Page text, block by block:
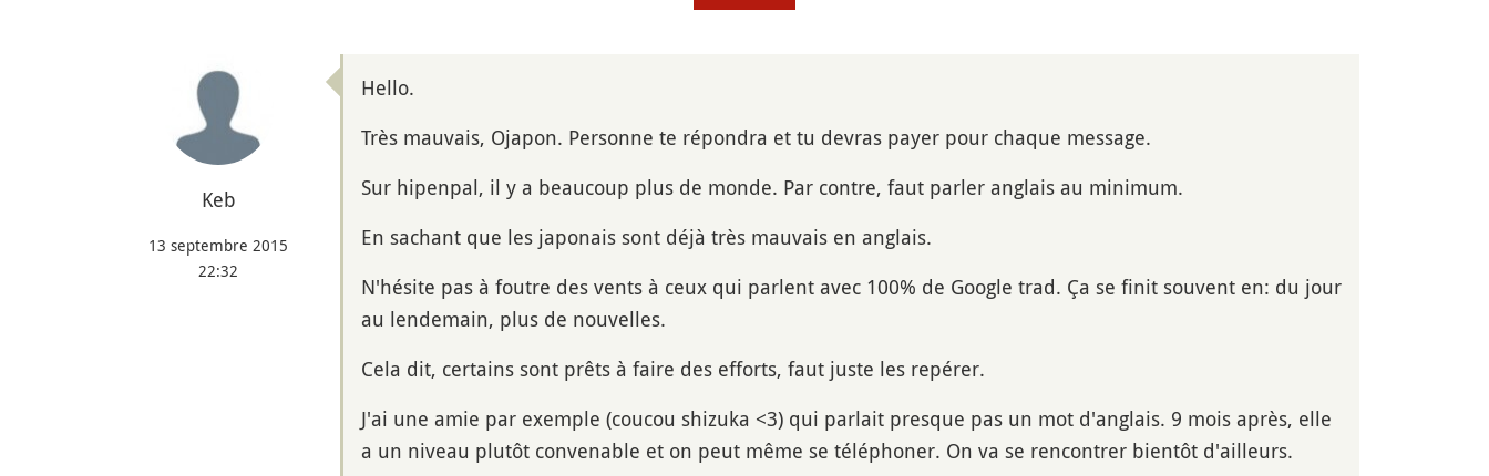
Keb
13 septembre 2015
22:32
Hello.
Très mauvais, Ojapon. Personne te répondra et tu devras payer pour chaque message.
Sur hipenpal, il y a beaucoup plus de monde. Par contre, faut parler anglais au minimum.
En sachant que les japonais sont déjà très mauvais en anglais.
N'hésite pas à foutre des vents à ceux qui parlent avec 100% de Google trad. Ça se finit souvent en: du jour
au lendemain, plus de nouvelles.
Cela dit, certains sont prêts à faire des efforts, faut juste les repérer.
J'ai une amie par exemple (coucou shizuka <3) qui parlait presque pas un mot d'anglais. 9 mois après, elle
a un niveau plutôt convenable et on peut même se téléphoner. On va se rencontrer bientôt d'ailleurs.